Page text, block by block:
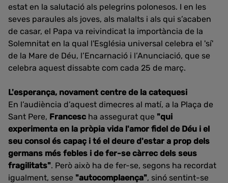
estat en la salutació als pelegrins polonesos. I en les
seves paraules als joves, als malalts i als qui s’acaben
de casar, el Papa va reivindicat la importància de la
Solemnitat en la qual l'Església universal celebra el 'sí'
de la Mare de Déu, l’Encarnació i l’Anunciació, que se
celebra aquest dissabte com cada 25 de març.
L'esperança, novament centre de la catequesi
En l’audiència d’aquest dimecres al matí, a la Plaça de
Sant Pere, Francesc ha assegurat que "qui
experimenta en la pròpia vida l'amor fidel de Déu i el
seu consol és capaç i té el deure d'estar a prop dels
germans més febles i de fer-se càrrec dels seus
fragilitats". Però això ha de fer-se, segons ha recordat
igualment, sense "autocomplaença", sinó sentint-se